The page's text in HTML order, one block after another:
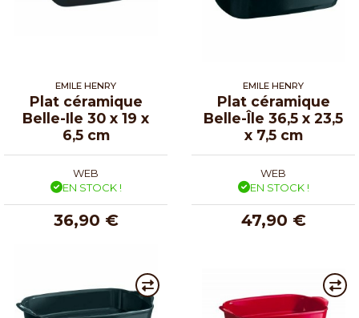
EMILE HENRY
Plat céramique
Belle-Ile 30 x 19 x
6,5 cm
WEB
EN STOCK !
36,90 €
EMILE HENRY
Plat céramique
Belle-Île 36,5 x 23,5
x 7,5 cm
WEB
EN STOCK !
47,90 €